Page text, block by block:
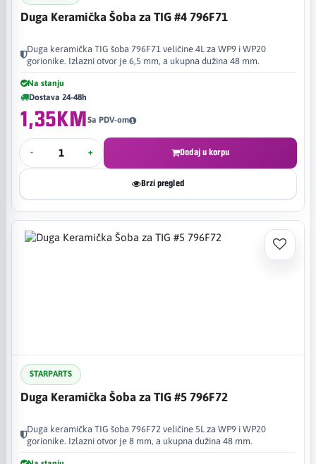
Duga Keramička Šoba za TIG #4 796F71
Duga keramička TIG šoba 796F71 veličine 4L za WP9 i WP20
gorionike. Izlazni otvor je 6,5 mm, a ukupna dužina 48 mm.
Na stanju
Dostava 24-48h
1,35KMSa PDV-om
- + Dodaj u korpu
Brzi pregled
STARPARTS
Duga Keramička Šoba za TIG #5 796F72
Duga keramička TIG šoba 796F72 veličine 5L za WP9 i WP20
gorionike. Izlazni otvor je 8 mm, a ukupna dužina 48 mm.